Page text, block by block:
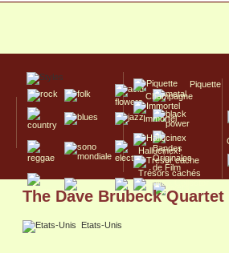
Piquette
Champagne
Immortel
Hallucinex!
Trésors cachés
Culte/Collector
The Dave Brubeck Quartet
Etats-Unis